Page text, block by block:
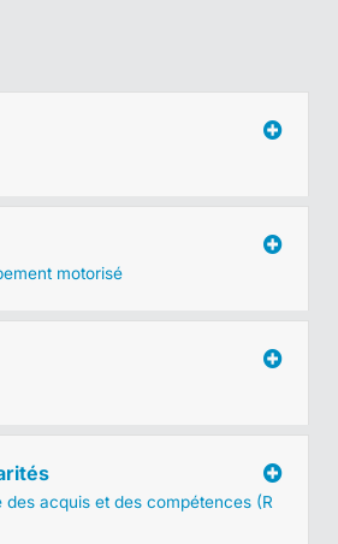
motorisé
des acquis et des compétences (R